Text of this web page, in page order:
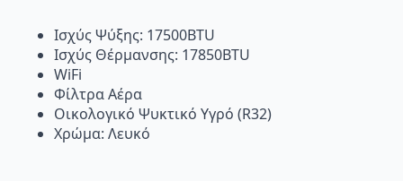
Ισχύς Ψύξης: 17500BTU
Ισχύς Θέρμανσης: 17850BTU
WiFi
Φίλτρα Αέρα
Οικολογικό Ψυκτικό Υγρό (R32)
Χρώμα: Λευκό